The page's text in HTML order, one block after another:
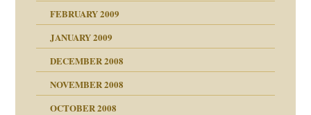
FEBRUARY 2009
JANUARY 2009
DECEMBER 2008
NOVEMBER 2008
OCTOBER 2008